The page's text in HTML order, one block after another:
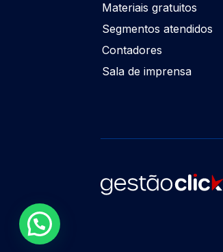
Materiais gratuitos
Segmentos atendidos
Contadores
Sala de imprensa